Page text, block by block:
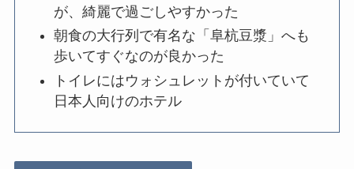
が、綺麗で過ごしやすかった
朝食の大行列で有名な「阜杭豆漿」へも
歩いてすぐなのが良かった
トイレにはウォシュレットが付いていて
日本人向けのホテル